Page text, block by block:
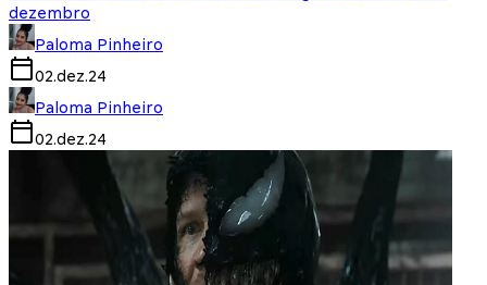
dezembro
Paloma Pinheiro
02.dez.24
Paloma Pinheiro
02.dez.24